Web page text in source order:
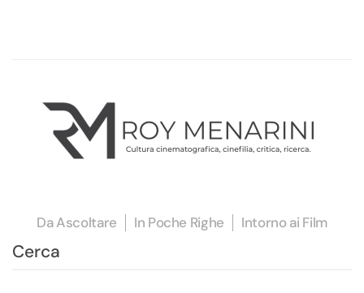
Da Ascoltare In Poche Righe Intorno ai Film